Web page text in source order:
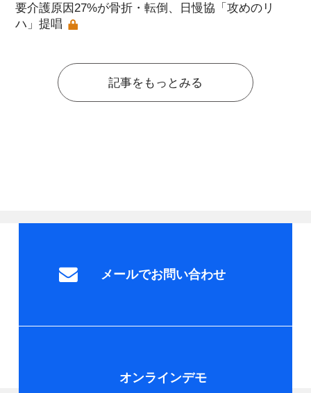
要介護原因27%が骨折・転倒、日慢協「攻めのリ
ハ」提唱
記事をもっとみる
メールでお問い合わせ
オンラインデモ